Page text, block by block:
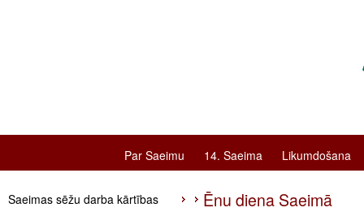
Par Saeimu 14. Saeima Likumdošana
Saeimas sēžu darba kārtības
Ēnu diena Saeimā